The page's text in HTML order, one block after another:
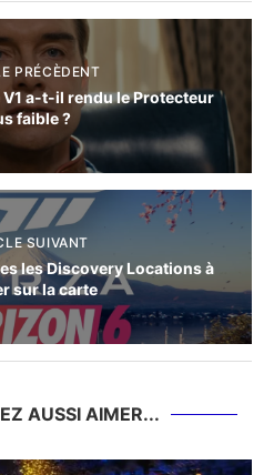
PRÉCÈDENT
V1 a-t-il rendu le Protecteur
faible ?
SUIVANT
les Discovery Locations à
sur la carte
AUSSI AIMER...